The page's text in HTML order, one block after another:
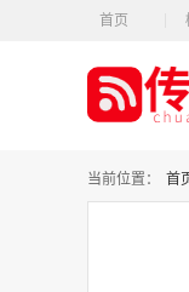
首页
当前位置： 首